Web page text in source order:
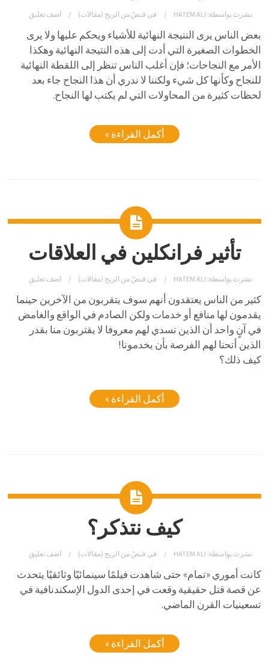
نشرت بواسطة: HATEM ALI في قبضٌ من الريح (مقالات) اضف تعليق
بعض الناس يرى النتيجة النهائية للأشياء ويحكم عليها ولا يرى
الخطوات الصغيرة التي أدت إلى هذه النتيجة النهائية وهكذا
الأمر مع النجاحات؛ فإن أغلب الناس تنظر إلى اللقطة النهائية
للنجاح وكأنها كل شيء ولكننا لا ندري أن هذا النجاح جاء بعد
لحظات كثيرة من المحاولات التي لم يكتب لها النجاح.
أكمل القراءة »
تأثير فرانكلين في العلاقات
نشرت بواسطة: HATEM ALI في قبضٌ من الريح (مقالات) اضف تعليق
كثير من الناس يعتقدون أنهم سوف يتقربون من الآخرين حينما
يقدمون لها منافع أو خدمات ولكن الصادم في الواقع والغامض
في آنٍ واحد أن الذين نسدي لهم معروفا لا يقتربون منا بقدر
الذين أتحنا لهم الفرصة بأن يخدمونا!
كيف ذلك؟
أكمل القراءة »
كيف نتذكر؟
نشرت بواسطة: HATEM ALI في قبضٌ من الريح (مقالات) اضف تعليق
كانت أموري «تمام» حتى شاهدت فيلمًا سينمائيًا وثائقيًا يتحدث
عن قصة قتل حقيقية وقعت في إحدى الدول الإسكندنافية في
تسعينيات القرن الماضي.
أكمل القراءة »